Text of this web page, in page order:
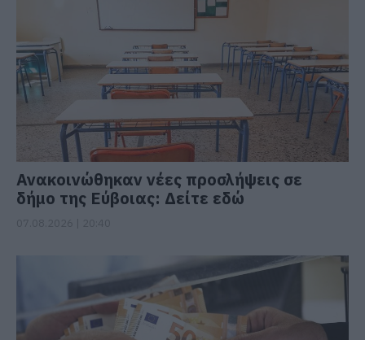
Ανακοινώθηκαν νέες προσλήψεις σε
δήμο της Εύβοιας: Δείτε εδώ